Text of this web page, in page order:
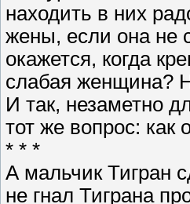
находить в них
жены, если она не
окажется, когда
слабая женщина?
И так, незаметно
тот же вопрос:
* * *
А мальчик Тигран
не гнал Тиграна